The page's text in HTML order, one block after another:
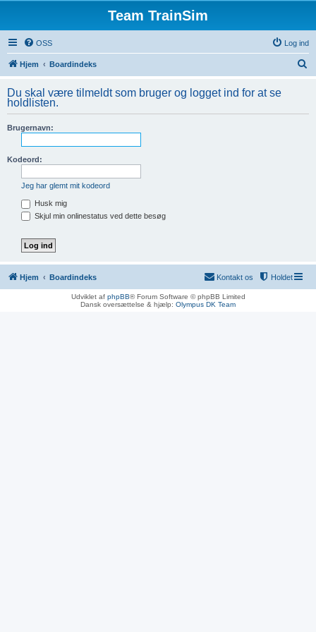
Team TrainSim
OSS Log ind
Hjem Boardindeks
Du skal være tilmeldt som bruger og logget ind for at se
holdlisten.
Brugernavn:
Kodeord:
Jeg har glemt mit kodeord
Husk mig
Skjul min onlinestatus ved dette besøg
Hjem Boardindeks Holdet
Kontakt os
Udviklet af phpBB® Forum Software © phpBB Limited
Dansk oversættelse & hjælp: Olympus DK Team